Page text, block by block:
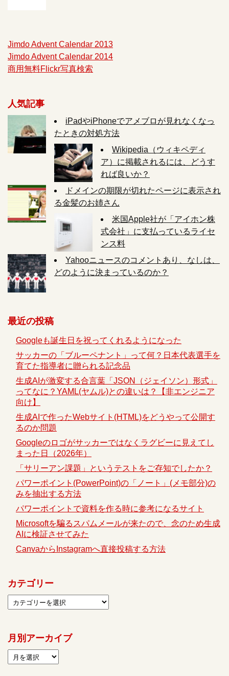
Jimdo Advent Calendar 2013
Jimdo Advent Calendar 2014
商用無料Flickr写真検索
人気記事
iPadやiPhoneでアメブロが見れなくなっ
たときの対処方法
Wikipedia（ウィキペディ
ア）に掲載されるには、どうす
れば良いか？
ドメインの期限が切れたページに表示され
る金髪のお姉さん
米国Apple社が「アイホン株
式会社」に支払っているライセ
ンス料
Yahooニュースのコメントあり、なしは、
どのように決まっているのか？
最近の投稿
Googleも誕生日を祝ってくれるようになった
サッカーの「ブルーペナント」って何？日本代表選手を
育てた指導者に贈られる記念品
生成AIが激変する合言葉「JSON（ジェイソン）形式」
ってなに？YAML(ヤムル)との違いは？【非エンジニア
向け】
生成AIで作ったWebサイト(HTML)をどうやって公開す
るのか問題
Googleのロゴがサッカーではなくラグビーに見えてし
まった日（2026年）
「サリーアン課題」というテストをご存知でしたか？
パワーポイント(PowerPoint)の「ノート」(メモ部分)の
みを抽出する方法
パワーポイントで資料を作る時に参考になるサイト
Microsoftを騙るスパムメールが来たので、念のため生成
AIに検証させてみた
CanvaからInstagramへ直接投稿する方法
カテゴリー
月別アーカイブ